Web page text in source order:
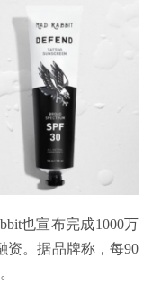
也宣布完成1000万
资。据品牌称，每90